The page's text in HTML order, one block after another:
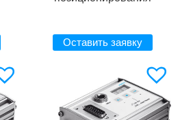
Оставить заявку